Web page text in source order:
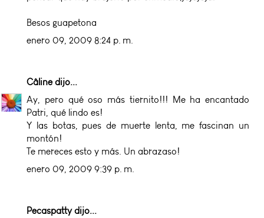
Besos guapetona
enero 09, 2009 8:24 p. m.
Câlinedijo...
Ay, pero qué oso más tiernito!!! Me ha encantado
Patri, qué lindo es!
Y las botas, pues de muerte lenta, me fascinan un
montón!
Te mereces esto y más. Un abrazaso!
enero 09, 2009 9:39 p. m.
Pecaspattydijo...